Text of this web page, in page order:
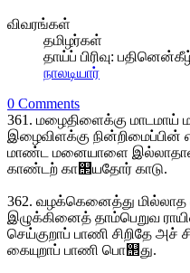
விவரங்கள்
தமிழர்கள்
தாய்ப் பிரிவு:
நாலடியார்
0 Comments
361. மழைதிளைக்கு மாடமாய்
இழைவிளக்கு
மாண்ட மனையாளை
காண்டற் கா஢யதோர் காடு.
362. வழக்கெனைத்து மில்லாத
இழுக்கினைத் தாம்பெறுவ
செய்குறாப் பாணி சிறிதே அச்
கையுறாப் பாணி பொ஢து.